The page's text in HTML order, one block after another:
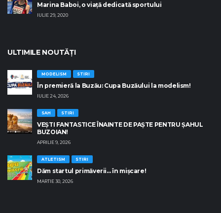
Marina Baboi, o viață dedicată sportului
IULIE 29, 2020
ULTIMILE NOUTĂŢI
MODELISM STIRI
În premieră la Buzău: Cupa Buzăului la modelism!
IULIE 24, 2026
SAH STIRI
VEȘTI FANTASTICE ÎNAINTE DE PAȘTE PENTRU ȘAHUL
BUZOIAN!
APRILIE 9, 2026
ATLETISM STIRI
Dăm startul primăverii… în mișcare!
MARTIE 30, 2026